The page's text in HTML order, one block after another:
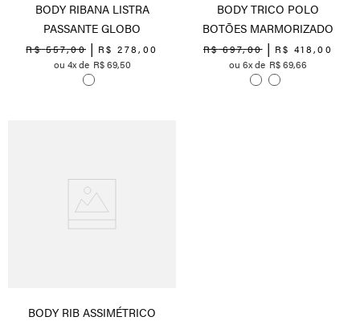
BODY RIBANA LISTRA
PASSANTE GLOBO
R$ 557,00 R$ 278, 00
4
R$69,50
BODY TRICO POLO
BOTÕES MARMORIZADO
R$ 697,00 R$ 418,00
6
R$69,66
BODY RIB ASSIMÉTRICO